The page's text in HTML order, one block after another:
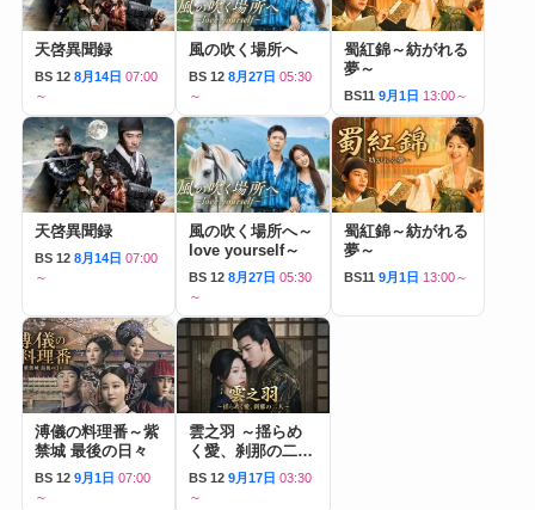
天啓異聞録
BS 12 8月14日 07:00
～
風の吹く場所へ
BS 12 8月27日 05:30
～
蜀紅錦～紡がれる
夢～
BS11 9月1日 13:00～
天啓異聞録
BS 12 8月14日 07:00
～
風の吹く場所へ～
love yourself～
BS 12 8月27日 05:30
～
蜀紅錦～紡がれる
夢～
BS11 9月1日 13:00～
溥儀の料理番～紫
禁城 最後の日々
BS 12 9月1日 07:00
～
雲之羽 ～揺らめ
く愛、刹那の二人
～
BS 12 9月17日 03:30
～